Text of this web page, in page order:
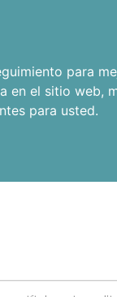
para
en el sitio web,
para usted.